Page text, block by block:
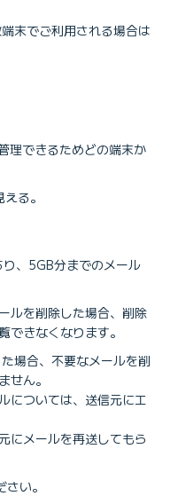
末でご利用される場合は
理できるためどの端末か
る。
、5GB分までのメール
ルを削除した場合、削除
できなくなります。
場合、不要なメールを削
せん。
については、送信元にエ
にメールを再送してもら
い。